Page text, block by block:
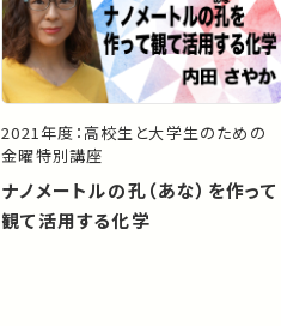
2021年度：高校生と大学生のための
金曜特別講座
ナノメートルの孔（あな）を作って
観て活用する化学